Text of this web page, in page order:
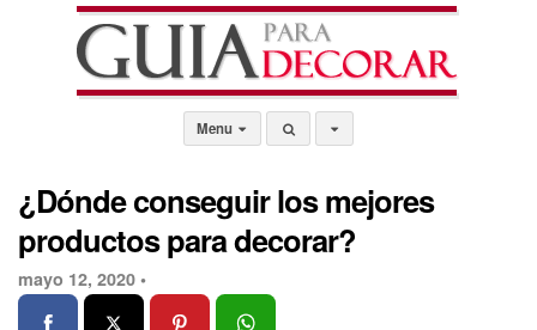
Menu
¿Dónde conseguir los mejores
productos para decorar?
mayo 12, 2020 •